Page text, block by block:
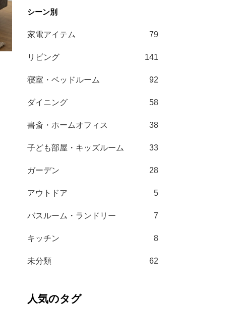
家電アイテム 79
リビング 141
寝室・ベッドルーム 92
ダイニング 58
書斎・ホームオフィス 38
子ども部屋・キッズルーム 33
ガーデン 28
アウトドア 5
バスルーム・ランドリー 7
キッチン 8
未分類 62
人気のタグ